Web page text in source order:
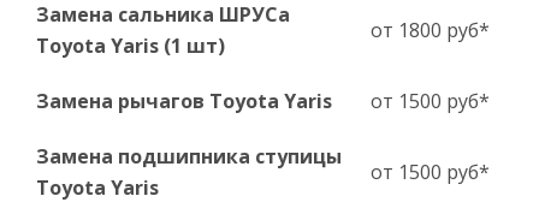
Замена сальника ШРУСа
Toyota Yaris (1 шт)
от 1800 руб*
Замена рычагов Toyota Yaris от 1500 руб*
Замена подшипника ступицы
Toyota Yaris
от 1500 руб*